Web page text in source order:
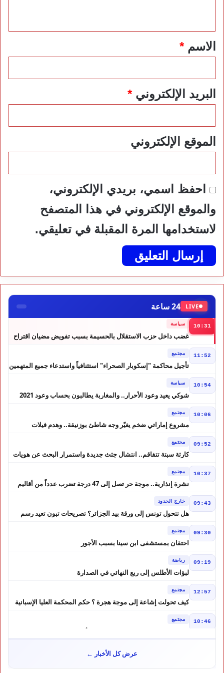
*الاسم*
البريد الإلكتروني*
الموقع الإلكتروني
احفظ اسمي، بريدي الإلكتروني،
والموقع الإلكتروني في هذا المتصفح
لاستخدامها المرة المقبلة في تعليقي.
LIVE 24 ساعة
10:31 سياسة
غضب داخل حزب الاستقلال بالحسيمة بسبب تفويض مضيان اقتراح
11:52 مجتمع
تأجيل محاكمة "إسكوبار الصحراء" استئنافياً واستدعاء جميع المتهمين
10:54 سياسة
شوكي يعيد وعود الأحرار.. والمغاربة يطالبون بحساب وعود 2021
10:06 مجتمع
مشروع إماراتي ضخم يغيّر وجه شاطئ بوزنيقة.. وهدم فيلات
09:52 مجتمع
كارثة سبتة تتفاقم.. انتشال جثث جديدة واستمرار البحث عن هويات
10:37 مجتمع
نشرة إنذارية.. موجة حر تصل إلى 47 درجة تضرب عدداً من أقاليم
09:43 خارج الحدود
هل تتحول تونس إلى ورقة بيد الجزائر؟ تصريحات تبون تعيد رسم
09:30 مجتمع
احتقان بمستشفى ابن سينا بسبب الأجور
09:19 رياضة
لبؤات الأطلس إلى ربع النهائي في الصدارة
12:57 مجتمع
كيف تحولت إشاعة إلى موجة هجرة ؟ حكم المحكمة العليا الإسبانية
10:46 مجتمع
هل لعبت حسابات من الجزائر دورًا في أحداث سبتة؟ تقرير إسباني
يكشف المعطيات
طقس الاثنين بالمغرب.. أجواء حارة بعدد من المناطق ورعود مرتقبة
بالأطلس والجنوب الشرقي
عرض كل الأخبار ←